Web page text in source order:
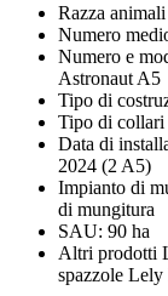
Razza
Numero
Numero e
Astronaut A5
Tipo di
Tipo di
Data di
2024 (2 A5)
Impianto di
di mungitura
SAU: 90 ha
Altri prodotti
spazzole Lely